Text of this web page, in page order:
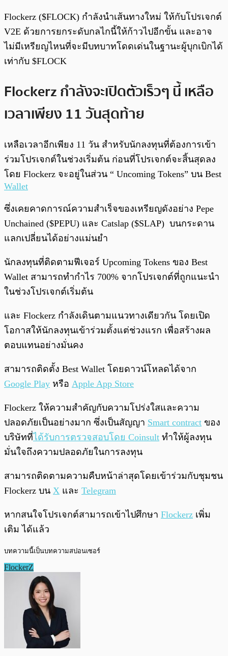
Flockerz ($FLOCK) กำลังนำเส้นทางใหม่ ให้กับโปรเจกต์
V2E ด้วยการยกระดับกลไกนี้ให้ก้าวไปอีกขั้น และอาจ
ไม่มีเหรียญไหนที่จะมีบทบาทโดดเด่นในฐานะผู้บุกเบิกได้
เท่ากับ $FLOCK
Flockerz กำลังจะเปิดตัวเร็วๆ นี้ เหลือ
เวลาเพียง 11 วันสุดท้าย
เหลือเวลาอีกเพียง 11 วัน สำหรับนักลงทุนที่ต้องการเข้า
ร่วมโปรเจกต์ในช่วงเริ่มต้น ก่อนที่โปรเจกต์จะสิ้นสุดลง
โดย Flockerz จะอยู่ในส่วน “ Uncoming Tokens” บน Best
Wallet
ซึ่งเคยคาดการณ์ความสำเร็จของเหรียญดังอย่าง Pepe
Unchained ($PEPU) และ Catslap ($SLAP) บนกระดาน
แลกเปลี่ยนได้อย่างแม่นยำ
นักลงทุนที่ติดตามฟีเจอร์ Upcoming Tokens ของ Best
Wallet สามารถทำกำไร 700% จากโปรเจกต์ที่ถูกแนะนำ
ในช่วงโปรเจกต์เริ่มต้น
และ Flockerz กำลังเดินตามแนวทางเดียวกัน โดยเปิด
โอกาสให้นักลงทุนเข้าร่วมตั้งแต่ช่วงแรก เพื่อสร้างผล
ตอบแทนอย่างมั่นคง
สามารถติดตั้ง Best Wallet โดยดาวน์โหลดได้จาก
Google Play หรือ Apple App Store
Flockerz ให้ความสำคัญกับความโปร่งใสและความ
ปลอดภัยเป็นอย่างมาก ซึ่งเป็นสัญญา Smart contract ของ
บริษัทที่ได้รับการตรวจสอบโดย Coinsult ทำให้ผู้ลงทุน
มั่นใจถึงความปลอดภัยในการลงทุน
สามารถติดตามความคืบหน้าล่าสุดโดยเข้าร่วมกับชุมชน
Flockerz บน X และ Telegram
หากสนใจโปรเจกต์สามารถเข้าไปศึกษา Flockerz เพิ่ม
เติม ได้แล้ว
บทความนี้เป็นบทความสปอนเซอร์
FlockerZ